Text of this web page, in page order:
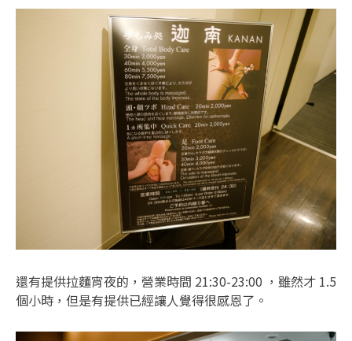
還有提供拉麵宵夜的，營業時間 21:30-23:00 ，雖然才 1.5
個小時，但是有提供已經讓人覺得很感恩了。